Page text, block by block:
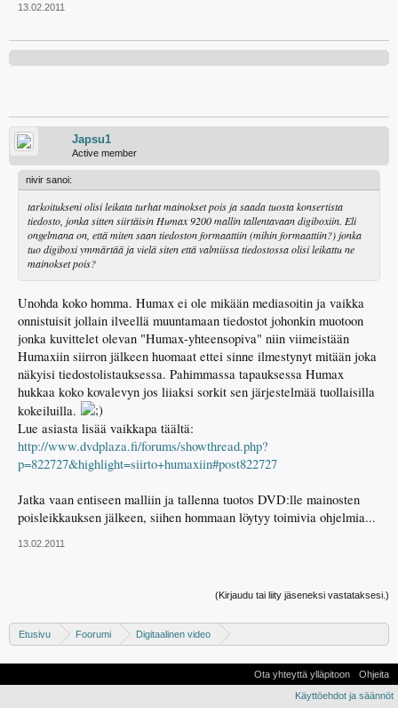
13.02.2011
Japsu1
Active member
nivir sanoi:
tarkoitukseni olisi leikata turhat mainokset pois ja saada tuosta konsertista
tiedosto, jonka sitten siirtäisin Humax 9200 mallin tallentavaan digiboxiin. Eli
ongelmana on, että miten saan tiedoston formaattiin (mihin formaattiin?) jonka
tuo digiboxi ymmärtää ja vielä siten että valmiissa tiedostossa olisi leikattu ne
mainokset pois?
Unohda koko homma. Humax ei ole mikään mediasoitin ja vaikka
onnistuisit jollain ilveellä muuntamaan tiedostot johonkin muotoon
jonka kuvittelet olevan "Humax-yhteensopiva" niin viimeistään
Humaxiin siirron jälkeen huomaat ettei sinne ilmestynyt mitään joka
näkyisi tiedostolistauksessa. Pahimmassa tapauksessa Humax
hukkaa koko kovalevyn jos liiaksi sorkit sen järjestelmää tuollaisilla
kokeiluilla.
Lue asiasta lisää vaikkapa täältä:
http://www.dvdplaza.fi/forums/showthread.php?
p=822727&highlight=siirto+humaxiin#post822727
Jatka vaan entiseen malliin ja tallenna tuotos DVD:lle mainosten
poisleikkauksen jälkeen, siihen hommaan löytyy toimivia ohjelmia...
13.02.2011
(Kirjaudu tai liity jäseneksi vastataksesi.)
Etusivu Foorumi
Digitaalinen video
Ota yhteyttä ylläpitoon
Ohjeita
Käyttöehdot ja säännöt